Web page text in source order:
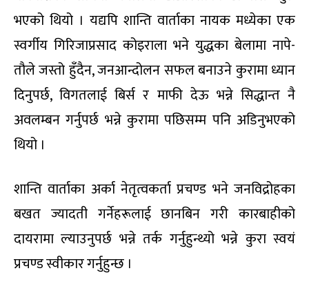
भएको थियो । यद्यपि शान्ति वार्ताका नायक मध्येका एक
स्वर्गीय गिरिजाप्रसाद कोइराला भने युद्धका बेलामा नापे-
तौले जस्तो हुँदैन, जनआन्दोलन सफल बनाउने कुरामा ध्यान
दिनुपर्छ, विगतलाई बिर्स र माफी देऊ भन्ने सिद्धान्त नै
अवलम्बन गर्नुपर्छ भन्ने कुरामा पछिसम्म पनि अडिनुभएको
थियो ।
शान्ति वार्ताका अर्का नेतृत्वकर्ता प्रचण्ड भने जनविद्रोहका
बखत ज्यादती गर्नेहरूलाई छानबिन गरी कारबाहीको
दायरामा ल्याउनुपर्छ भन्ने तर्क गर्नुहुन्थ्यो भन्ने कुरा स्वयं
प्रचण्ड स्वीकार गर्नुहुन्छ ।